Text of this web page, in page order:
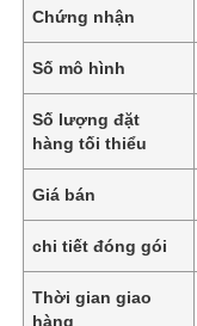
Chứng nhận
Số mô hình
Số lượng đặt
hàng tối thiểu
Giá bán
chi tiết đóng gói
Thời gian giao
hàng